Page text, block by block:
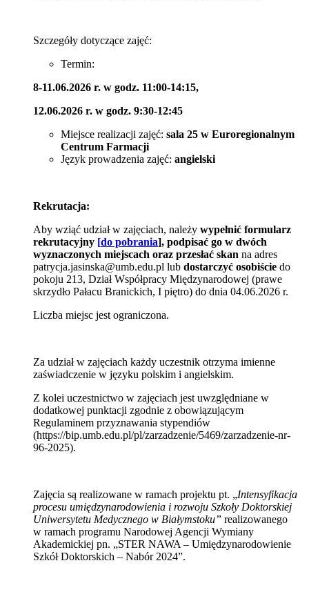
Szczegóły dotyczące zajęć:
Termin:
8-11.06.2026 r. w godz. 11:00-14:15,
12.06.2026 r. w godz. 9:30-12:45
Miejsce realizacji zajęć: sala 25 w Euroregionalnym
Centrum Farmacji
Język prowadzenia zajęć: angielski
Rekrutacja:
Aby wziąć udział w zajęciach, należy wypełnić formularz
rekrutacyjny [do pobrania], podpisać go w dwóch
wyznaczonych miejscach oraz przesłać skan na adres
patrycja.jasinska@umb.edu.pl lub dostarczyć osobiście do
pokoju 213, Dział Współpracy Międzynarodowej (prawe
skrzydło Pałacu Branickich, I piętro) do dnia 04.06.2026 r.
Liczba miejsc jest ograniczona.
Za udział w zajęciach każdy uczestnik otrzyma imienne
zaświadczenie w języku polskim i angielskim.
Z kolei uczestnictwo w zajęciach jest uwzględniane w
dodatkowej punktacji zgodnie z obowiązującym
Regulaminem przyznawania stypendiów
(https://bip.umb.edu.pl/pl/zarzadzenie/5469/zarzadzenie-nr-
96-2025).
Zajęcia są realizowane w ramach projektu pt. „Intensyfikacja
procesu umiędzynarodowienia i rozwoju Szkoły Doktorskiej
Uniwersytetu Medycznego w Białymstoku” realizowanego
w ramach programu Narodowej Agencji Wymiany
Akademickiej pn. „STER NAWA – Umiędzynarodowienie
Szkół Doktorskich – Nabór 2024”.